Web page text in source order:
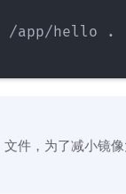
/app/hello .
文件，为了减小镜